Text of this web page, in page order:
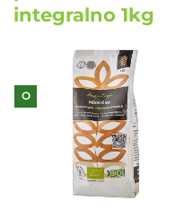
integralno 1kg
O